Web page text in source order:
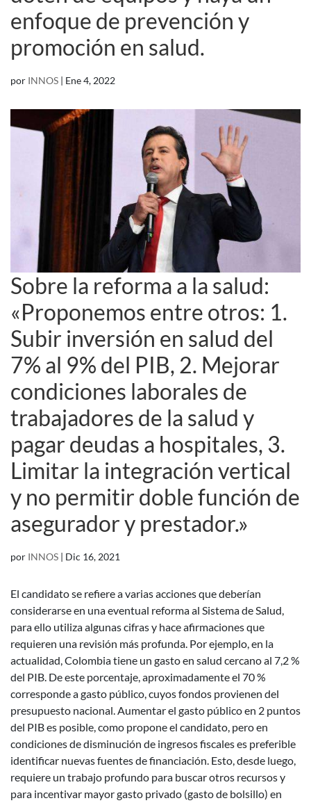
enfoque de prevención y
promoción en salud.
por INNOS | Ene 4, 2022
Sobre la reforma a la salud:
«Proponemos entre otros: 1.
Subir inversión en salud del
7% al 9% del PIB, 2. Mejorar
condiciones laborales de
trabajadores de la salud y
pagar deudas a hospitales, 3.
Limitar la integración vertical
y no permitir doble función de
asegurador y prestador.»
por INNOS | Dic 16, 2021
El candidato se refiere a varias acciones que deberían
considerarse en una eventual reforma al Sistema de Salud,
para ello utiliza algunas cifras y hace afirmaciones que
requieren una revisión más profunda. Por ejemplo, en la
actualidad, Colombia tiene un gasto en salud cercano al 7,2 %
del PIB. De este porcentaje, aproximadamente el 70 %
corresponde a gasto público, cuyos fondos provienen del
presupuesto nacional. Aumentar el gasto público en 2 puntos
del PIB es posible, como propone el candidato, pero en
condiciones de disminución de ingresos fiscales es preferible
identificar nuevas fuentes de financiación. Esto, desde luego,
requiere un trabajo profundo para buscar otros recursos y
para incentivar mayor gasto privado (gasto de bolsillo) en